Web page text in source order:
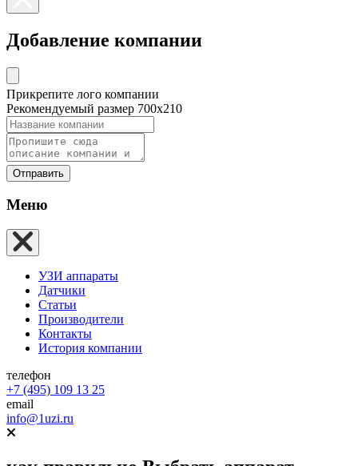
Добавление компании
Прикрепите лого компании
Рекомендуемый размер 700х210
Отправить
Меню
УЗИ аппараты
Датчики
Статьи
Производители
Контакты
История компании
телефон
+7 (495) 109 13 25
email
info@1uzi.ru